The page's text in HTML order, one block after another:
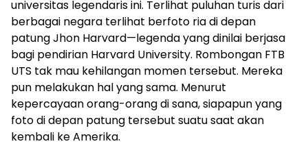
universitas legendaris ini. Terlihat puluhan turis dari
berbagai negara terlihat berfoto ria di depan
patung Jhon Harvard—legenda yang dinilai berjasa
bagi pendirian Harvard University. Rombongan FTB
UTS tak mau kehilangan momen tersebut. Mereka
pun melakukan hal yang sama. Menurut
kepercayaan orang-orang di sana, siapapun yang
foto di depan patung tersebut suatu saat akan
kembali ke Amerika.